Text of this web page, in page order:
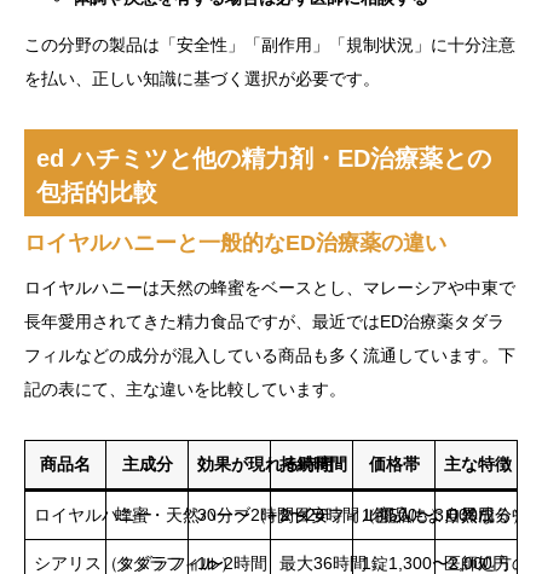
この分野の製品は「安全性」「副作用」「規制状況」に十分注意
を払い、正しい知識に基づく選択が必要です。
ed ハチミツと他の精力剤・ED治療薬との
包括的比較
ロイヤルハニーと一般的なED治療薬の違い
ロイヤルハニーは天然の蜂蜜をベースとし、マレーシアや中東で
長年愛用されてきた精力食品ですが、最近ではED治療薬タダラ
フィルなどの成分が混入している商品も多く流通しています。下
記の表にて、主な違いを比較しています。
商品名 主成分 効果が現れる時間
持続時間 価格帯 主な特徴
ロイヤルハニー蜂蜜・天然ハーブ（+タダラフィル混入も）
30分〜2時間目安2〜24時間（商品により異なる）
1包500〜3,000円
自然成分中
シアリス（タダラフィル）
タダラフィル1〜2時間 最大36時間1錠1,300〜2,000円
医師処方の